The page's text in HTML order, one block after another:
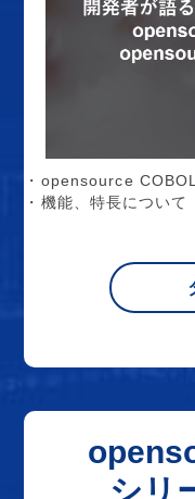
・opensource
・機能、特長について
シリ